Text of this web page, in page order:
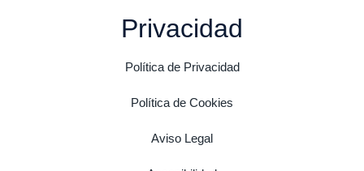
Privacidad
Política de Privacidad
Política de Cookies
Aviso Legal